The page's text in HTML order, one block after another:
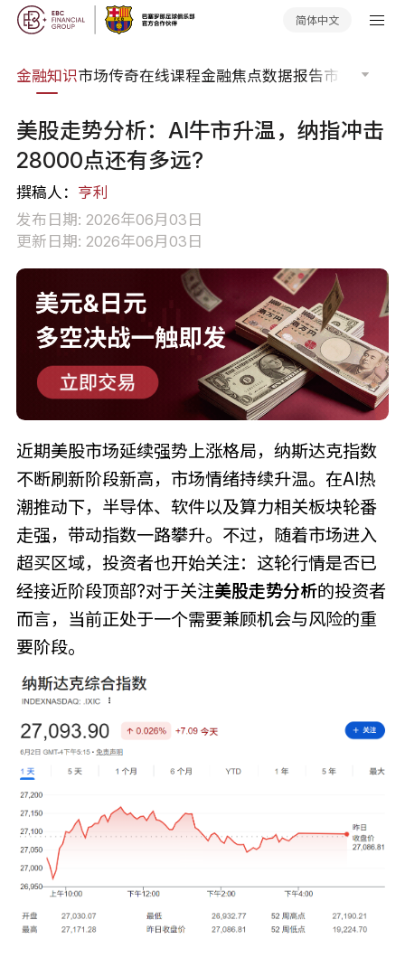
简体中文
金融知识市场传奇在线课程金融焦点数据报告市场分析
美股走势分析：AI牛市升温，纳指冲击
28000点还有多远?
撰稿人： 亨利
发布日期: 2026年06月03日
更新日期: 2026年06月03日
近期美股市场延续强势上涨格局，纳斯达克指数
不断刷新阶段新高，市场情绪持续升温。在AI热
潮推动下，半导体、软件以及算力相关板块轮番
走强，带动指数一路攀升。不过，随着市场进入
超买区域，投资者也开始关注：这轮行情是否已
经接近阶段顶部?对于关注美股走势分析的投资者
而言，当前正处于一个需要兼顾机会与风险的重
要阶段。